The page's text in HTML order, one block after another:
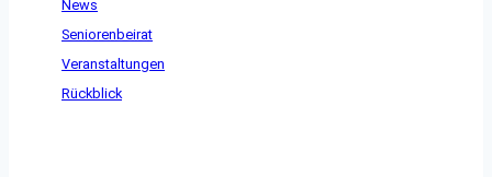
News
Seniorenbeirat
Veranstaltungen
Rückblick